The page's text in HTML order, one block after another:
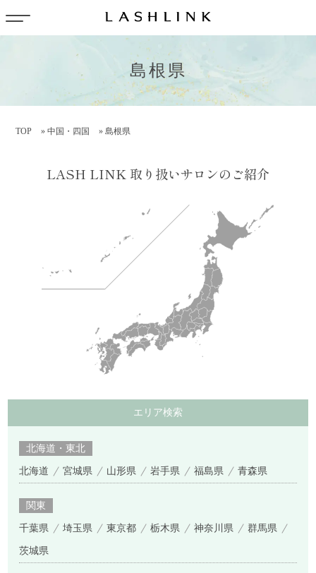
島根県
TOP » 中国・四国 » 島根県
LASH LINK 取り扱いサロンのご紹介
エリア検索
北海道・東北
北海道 宮城県 山形県 岩手県 福島県 青森県
関東
千葉県 埼玉県 東京都 栃木県 神奈川県 群馬県
茨城県